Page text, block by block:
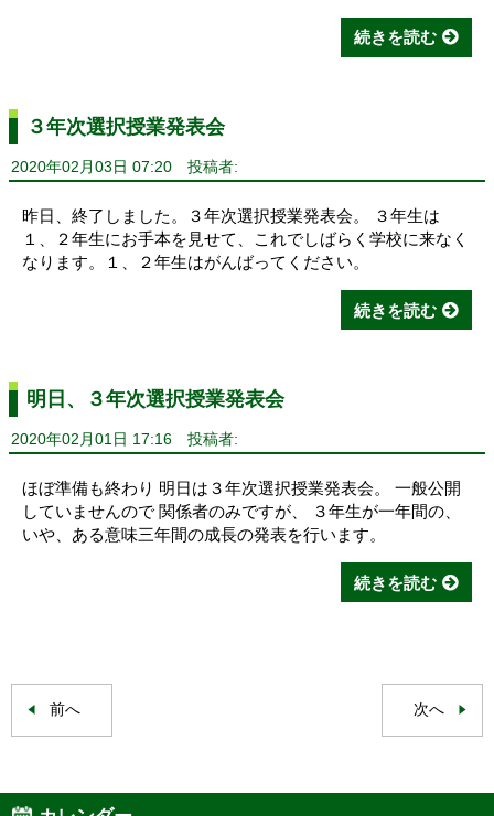
続きを読む
３年次選択授業発表会
2020年02月03日 07:20 投稿者:
昨日、終了しました。３年次選択授業発表会。 ３年生は
１、２年生にお手本を見せて、これでしばらく学校に来なく
なります。１、２年生はがんばってください。
続きを読む
明日、３年次選択授業発表会
2020年02月01日 17:16 投稿者:
ほぼ準備も終わり 明日は３年次選択授業発表会。 一般公開
していませんので 関係者のみですが、 ３年生が一年間の、
いや、ある意味三年間の成長の発表を行います。
続きを読む
前へ 次へ